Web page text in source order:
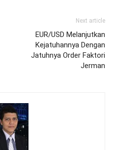
Next article
EUR/USD Melanjutkan
Kejatuhannya Dengan
Jatuhnya Order Faktori
Jerman